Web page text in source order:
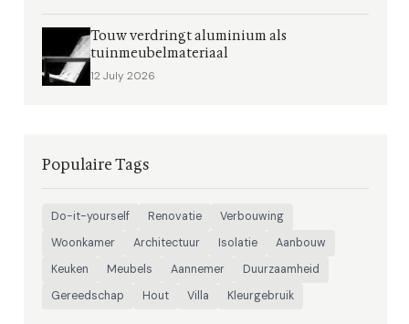
Touw verdringt aluminium als
tuinmeubelmateriaal
12 July 2026
Populaire Tags
Do-it-yourself Renovatie
Verbouwing
Woonkamer
Architectuur Isolatie
Aanbouw
Keuken
Meubels Aannemer
Duurzaamheid
Gereedschap
Hout Villa Kleurgebruik